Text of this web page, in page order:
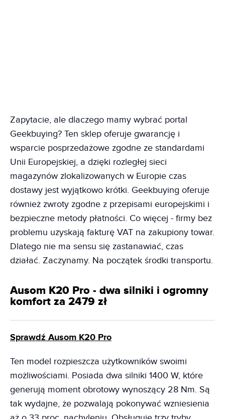
Zapytacie, ale dlaczego mamy wybrać portal
Geekbuying? Ten sklep oferuje gwarancję i
wsparcie posprzedażowe zgodne ze standardami
Unii Europejskiej, a dzięki rozległej sieci
magazynów zlokalizowanych w Europie czas
dostawy jest wyjątkowo krótki. Geekbuying oferuje
również zwroty zgodne z przepisami europejskimi i
bezpieczne metody płatności. Co więcej - firmy bez
problemu uzyskają fakturę VAT na zakupiony towar.
Dlatego nie ma sensu się zastanawiać, czas
działać. Zaczynamy. Na początek środki transportu.
Ausom K20 Pro - dwa silniki i ogromny
komfort za 2479 zł
Sprawdź Ausom K20 Pro
Ten model rozpieszcza użytkowników swoimi
możliwościami. Posiada dwa silniki 1400 W, które
generują moment obrotowy wynoszący 28 Nm. Są
tak wydajne, że pozwalają pokonywać wzniesienia